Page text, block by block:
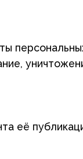
в Боте или
хранение,